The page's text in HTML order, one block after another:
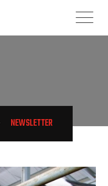
NEWSLETTER